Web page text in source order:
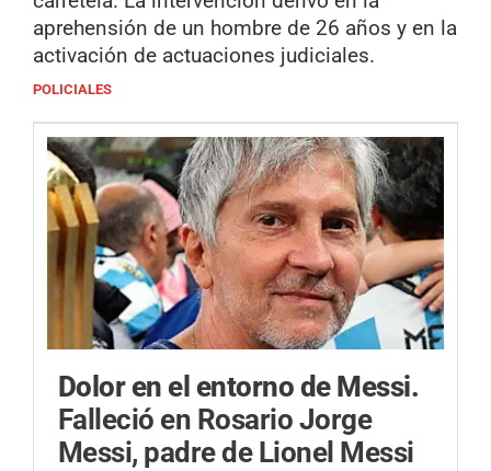
aprehensión de un hombre de 26 años y en la
activación de actuaciones judiciales.
POLICIALES
Dolor en el entorno de Messi.
Falleció en Rosario Jorge
Messi, padre de Lionel Messi